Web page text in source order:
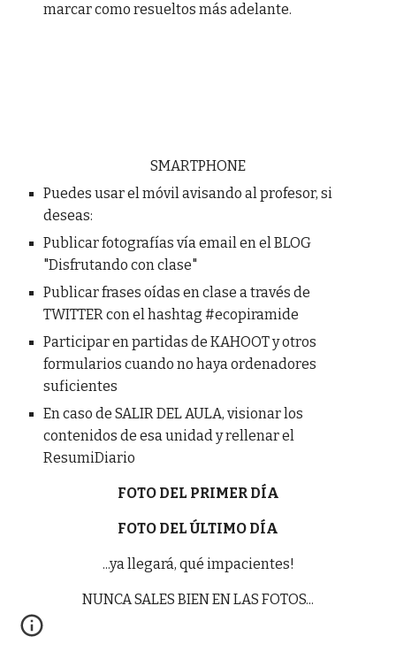
marcar como resueltos más adelante.
SMARTPHONE
Puedes usar el móvil avisando al profesor, si
deseas:
Publicar fotografías vía email en el BLOG
"Disfrutando con clase"
Publicar frases oídas en clase a través de
TWITTER con el hashtag #ecopiramide
Participar en partidas de KAHOOT y otros
formularios cuando no haya ordenadores
suficientes
En caso de SALIR DEL AULA, visionar los
contenidos de esa unidad y rellenar el
ResumiDiario
FOTO DEL PRIMER DÍA
FOTO DEL ÚLTIMO DÍA
...ya llegará, qué impacientes!
NUNCA SALES BIEN EN LAS FOTOS...